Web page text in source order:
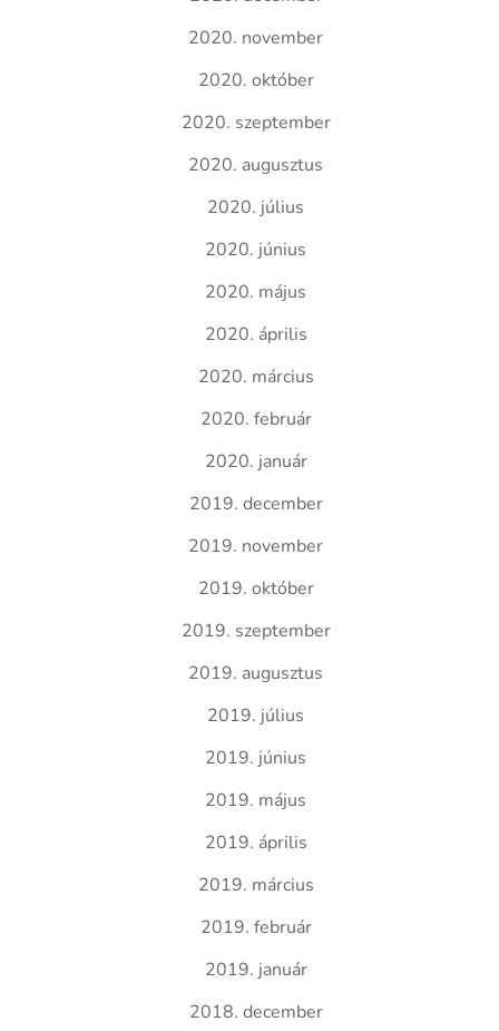
2020. november
2020. október
2020. szeptember
2020. augusztus
2020. július
2020. június
2020. május
2020. április
2020. március
2020. február
2020. január
2019. december
2019. november
2019. október
2019. szeptember
2019. augusztus
2019. július
2019. június
2019. május
2019. április
2019. március
2019. február
2019. január
2018. december